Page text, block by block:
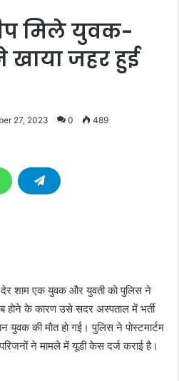
मिले युवक-
जहर हुई
27, 2023 0 489
शाम एक युवक और युवती काे पुलिस ने
हाेने के कारण उसे सदर अस्पताल में भर्ती
युवक की माैत हाे गई। पुलिस ने पाेस्टमार्टम
ने मामले में यूडी केस दर्ज कराई है।